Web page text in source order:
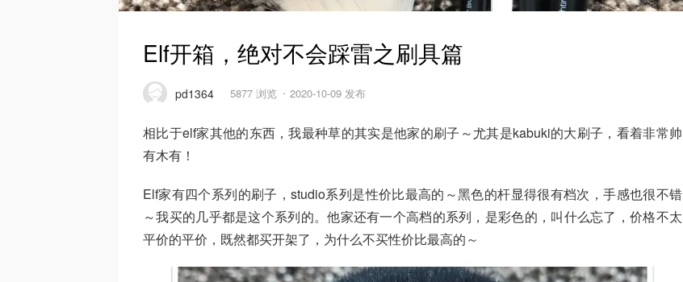
Elf开箱，绝对不会踩雷之刷具篇
pd1364 5877 浏览 2020-10-09 发布
相比于elf家其他的东西，我最种草的其实是他家的刷子～尤其是kabuki的大刷子，看着非常帅
有木有！
Elf家有四个系列的刷子，studio系列是性价比最高的～黑色的杆显得很有档次，手感也很不错
～我买的几乎都是这个系列的。他家还有一个高档的系列，是彩色的，叫什么忘了，价格不太
平价的平价，既然都买开架了，为什么不买性价比最高的～